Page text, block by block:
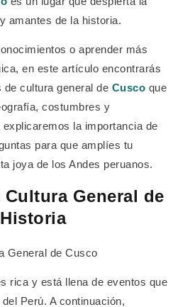
amantes de la historia.
o aprender más
en este artículo encontrarás
de cultura general de Cusco que
costumbres y
la importancia de
para que amplíes tu
joya de los Andes peruanos.
General de
rica y está llena de eventos que
Perú. A continuación,